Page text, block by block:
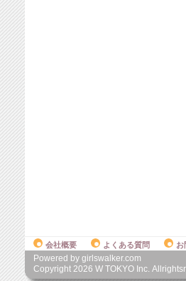
会社概要 よくある質問 お
Powered by girlswalker.com
Copyright 2026 W TOKYO Inc.